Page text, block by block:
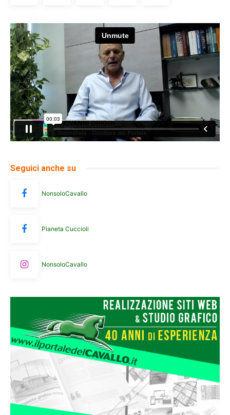
Seguici anche su
NonsoloCavallo
Pianeta Cuccioli
NonsoloCavallo